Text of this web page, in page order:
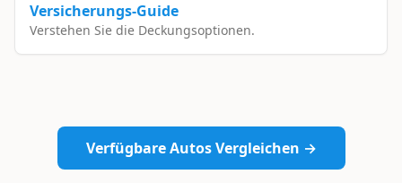
Versicherungs-Guide
Verstehen Sie die Deckungsoptionen.
Verfügbare Autos Vergleichen →